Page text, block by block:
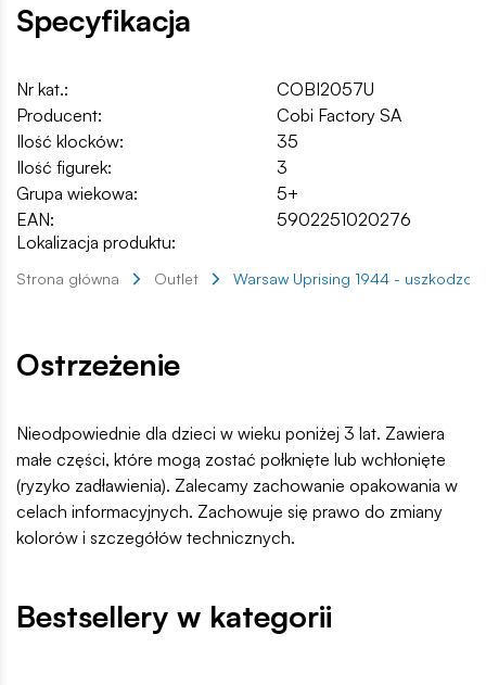
Specyfikacja
Nr kat.:
COBI2057U
Producent:
Cobi Factory SA
Ilość klocków:
35
Ilość figurek:
3
Grupa wiekowa:
5+
EAN:
5902251020276
Lokalizacja produktu:
Strona główna Outlet Warsaw Uprising 1944 -
Ostrzeżenie
Nieodpowiednie dla dzieci w wieku poniżej 3 lat. Zawiera
małe części, które mogą zostać połknięte lub wchłonięte
(ryzyko zadławienia). Zalecamy zachowanie opakowania w
celach informacyjnych. Zachowuje się prawo do zmiany
kolorów i szczegółów technicznych.
Bestsellery w kategorii